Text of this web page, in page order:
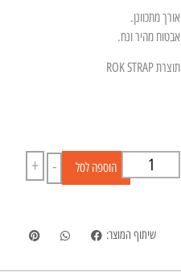
אורך מתכוונן.
אבטוח מהיר ונח.
תוצרת ROK STRAP
-
+ הוספה לסל
שיתוף המוצר: